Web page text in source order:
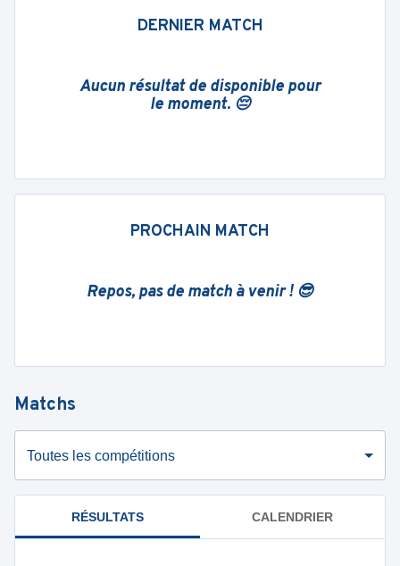
DERNIER MATCH
Aucun résultat de disponible pour
le moment. 😔
PROCHAIN MATCH
Repos, pas de match à venir ! 😎
Matchs
Toutes les compétitions
RÉSULTATS CALENDRIER